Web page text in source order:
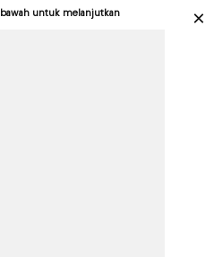
bawah untuk melanjutkan ×